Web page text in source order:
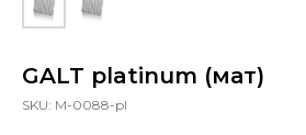
GALT platinum (мат)
SKU: M-0088-pl